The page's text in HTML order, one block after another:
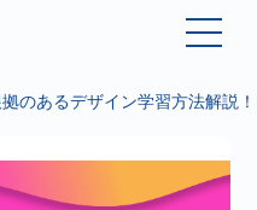
のあるデザイン学習方法解説